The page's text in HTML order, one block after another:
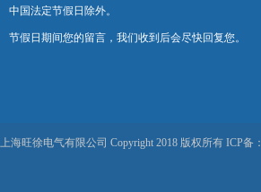
中国法定节假日除外。
节假日期间您的留言，我们收到后会尽快回复您。
上海旺徐电气有限公司 Copyright 2018 版权所有 ICP备：